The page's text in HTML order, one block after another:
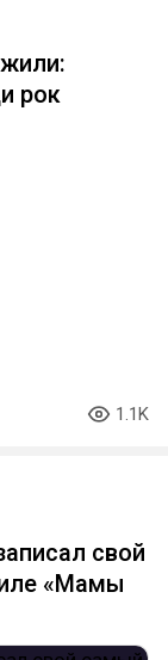
рок
1.1K
свой
«Мамы